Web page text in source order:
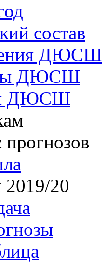
состав
ДЮСШ
ДЮСШ
ДЮСШ
2019/20